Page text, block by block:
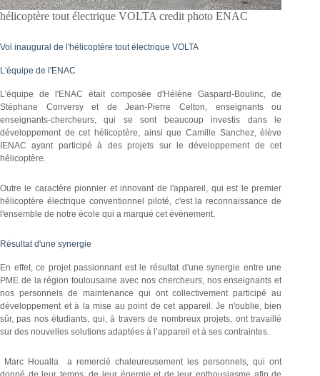
hélicoptère tout électrique VOLTA credit photo ENAC
Vol inaugural de l'hélicoptère tout électrique VOLTA
L'équipe de l'ENAC
L'équipe de l'ENAC était composée d'Hélène Gaspard-Boulinc, de
Stéphane Conversy et de Jean-Pierre Celton, enseignants ou
enseignants-chercheurs, qui se sont beaucoup investis dans le
développement de cet hélicoptère, ainsi que Camille Sanchez, élève
IENAC ayant participé à des projets sur le développement de cet
hélicoptère.
Outre le caractère pionnier et innovant de l'appareil, qui est le premier
hélicoptère électrique conventionnel piloté, c'est la reconnaissance de
l'ensemble de notre école qui a marqué cet évènement.
Résultat d'une synergie
En effet, ce projet passionnant est le résultat d'une synergie entre une
PME de la région toulousaine avec nos chercheurs, nos enseignants et
nos personnels de maintenance qui ont collectivement participé au
développement et à la mise au point de cet appareil. Je n'oublie, bien
sûr, pas nos étudiants, qui, à travers de nombreux projets, ont travaillé
sur des nouvelles solutions adaptées à l’appareil et à ses contraintes.
Marc Houalla a remercié chaleureusement les personnels, qui ont